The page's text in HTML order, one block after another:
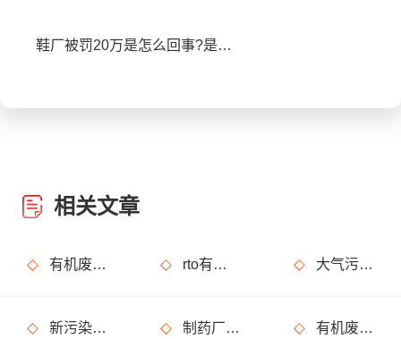
鞋厂被罚20万是怎么回事?是废气处理不达标?
相关文章
有机废气治理工艺效率高吗？ rto有机废气处理设备处理效果怎么样？ 大气污染烟气指的是什么？
新污染物是什么？治理难在哪？如何治？ 制药厂废气处理不达标怎么解决，有哪些废气处理设备可以用? 有机废气是什么?处理方法有哪些?